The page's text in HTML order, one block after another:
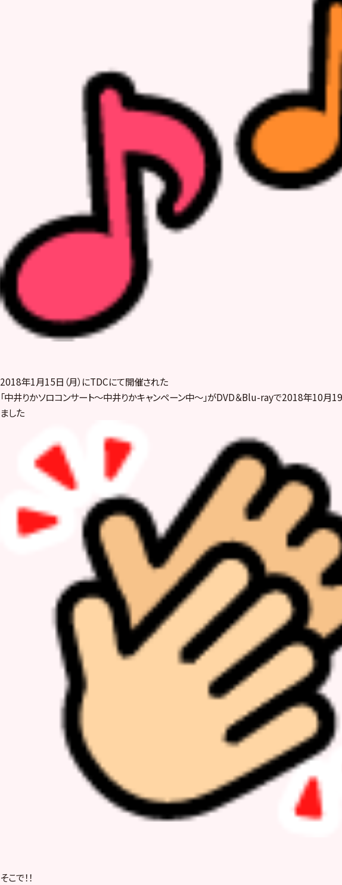
2018年1月15日（月）にTDCにて開催された
「中井りかソロコンサート～中井りかキャンペーン中～」がDVD＆Blu-rayで2018年10月
ました
そこで！！